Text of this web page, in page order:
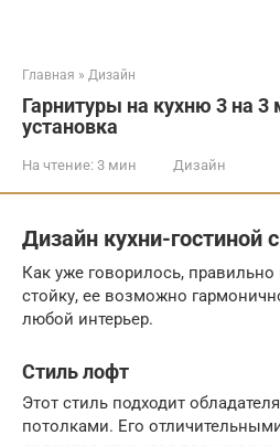
Главная » Дизайн
Гарнитуры на кухню 3 на
установка
На чтение: 3 мин Дизайн
Дизайн кухни-гостиной
Как уже говорилось,
стойку, ее возможно
любой интерьер.
Стиль лофт
Этот стиль подходит
потолками. Его